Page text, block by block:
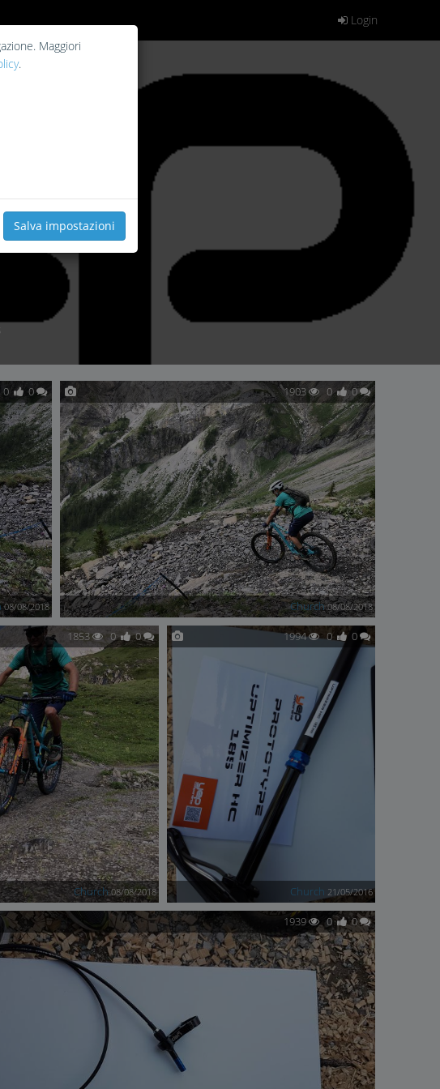
Login
0 0
08/08/2018
1903 0 0
Church 08/08/2018
1853 0 0
Church 08/08/2018
1994 0 0
Church 21/05/2016
1939 0 0
Maggiori
.
Salva impostazioni